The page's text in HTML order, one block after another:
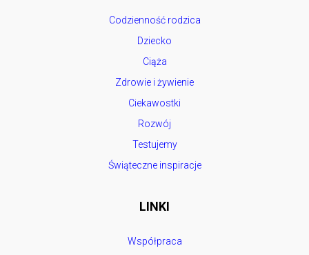
Codzienność rodzica
Dziecko
Ciąża
Zdrowie i żywienie
Ciekawostki
Rozwój
Testujemy
Świąteczne inspiracje
LINKI
Współpraca